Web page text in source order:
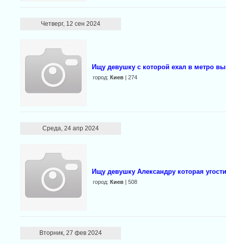
Четверг, 12 сен 2024
Ищу девушку с которой ехал в метро
город: Киев | 274
Среда, 24 апр 2024
Ищу девушку Александру которая
город: Киев | 508
Вторник, 27 фев 2024